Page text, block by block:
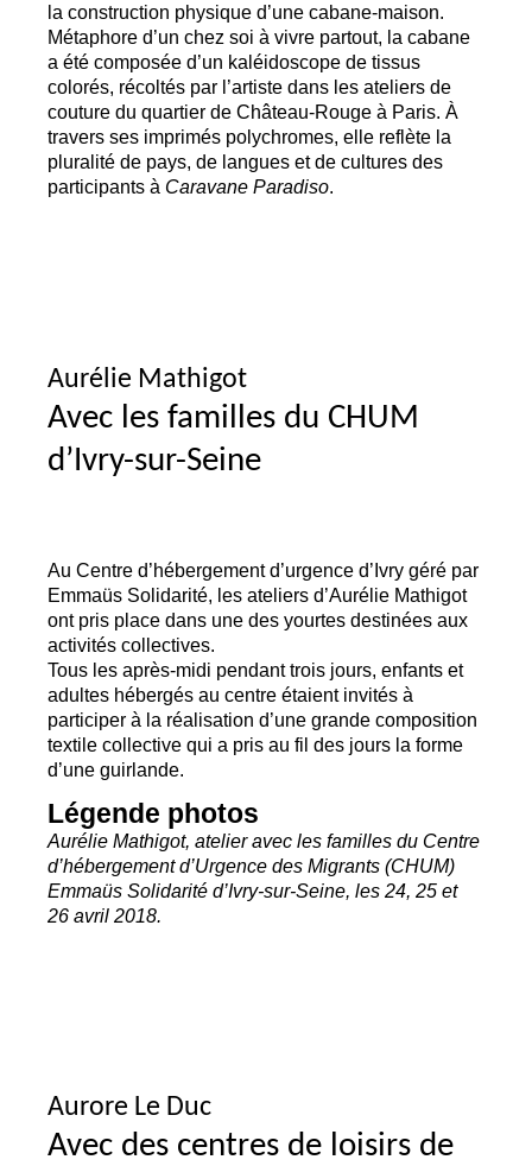
la construction physique d’une cabane-maison.
Métaphore d’un chez soi à vivre partout, la cabane
a été composée d’un kaléidoscope de tissus
colorés, récoltés par l’artiste dans les ateliers de
couture du quartier de Château-Rouge à Paris. À
travers ses imprimés polychromes, elle reflète la
pluralité de pays, de langues et de cultures des
participants à Caravane Paradiso.
Aurélie Mathigot
Avec les familles du CHUM
d’Ivry-sur-Seine
Au Centre d’hébergement d’urgence d’Ivry géré par
Emmaüs Solidarité, les ateliers d’Aurélie Mathigot
ont pris place dans une des yourtes destinées aux
activités collectives.
Tous les après-midi pendant trois jours, enfants et
adultes hébergés au centre étaient invités à
participer à la réalisation d’une grande composition
textile collective qui a pris au fil des jours la forme
d’une guirlande.
Légende photos
Aurélie Mathigot, atelier avec les familles du Centre
d’hébergement d’Urgence des Migrants (CHUM)
Emmaüs Solidarité d’Ivry-sur-Seine, les 24, 25 et
26 avril 2018.
Aurore Le Duc
Avec des centres de loisirs de